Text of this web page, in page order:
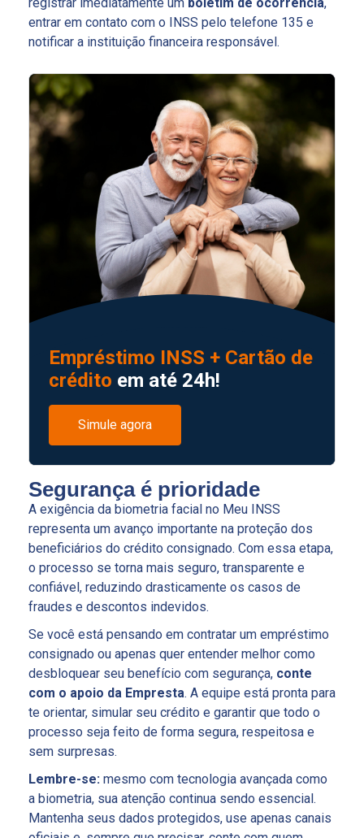
entrar em contato com o INSS pelo telefone 135 e
notificar a instituição financeira responsável.
Empréstimo INSS + Cartão de
crédito em até 24h!
Simule agora
Segurança é prioridade
A exigência da biometria facial no Meu INSS
representa um avanço importante na proteção dos
beneficiários do crédito consignado. Com essa etapa,
o processo se torna mais seguro, transparente e
confiável, reduzindo drasticamente os casos de
fraudes e descontos indevidos.
Se você está pensando em contratar um empréstimo
consignado ou apenas quer entender melhor como
desbloquear seu benefício com segurança, conte
com o apoio da Empresta. A equipe está pronta para
te orientar, simular seu crédito e garantir que todo o
processo seja feito de forma segura, respeitosa e
sem surpresas.
Lembre-se: mesmo com tecnologia avançada como
a biometria, sua atenção continua sendo essencial.
Mantenha seus dados protegidos, use apenas canais